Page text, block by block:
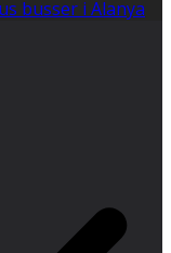
busser i Alanya